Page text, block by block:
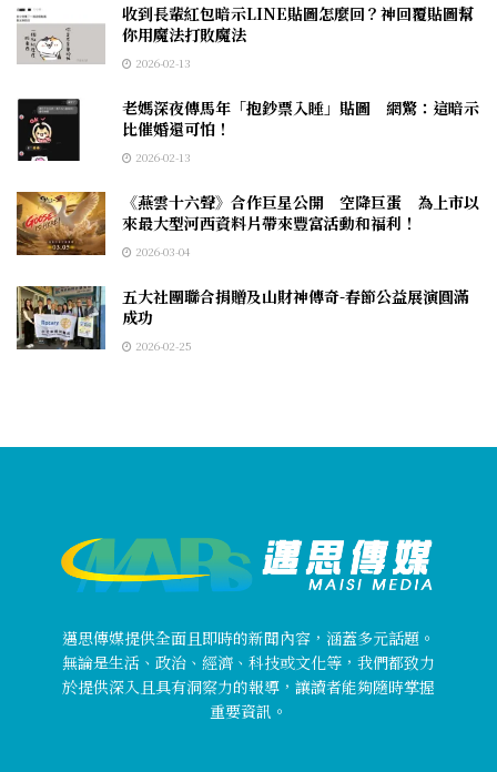
收到長輩紅包暗示LINE貼圖怎麼回？神回覆貼圖幫
你用魔法打敗魔法
2026-02-13
老媽深夜傳馬年「抱鈔票入睡」貼圖 網驚：這暗示
比催婚還可怕！
2026-02-13
《燕雲十六聲》合作巨星公開 空降巨蛋 為上市以
來最大型河西資料片帶來豐富活動和福利！
2026-03-04
五大社團聯合捐贈及山財神傳奇-春節公益展演圓滿
成功
2026-02-25
邁思傳媒提供全面且即時的新聞內容，涵蓋多元話題。
無論是生活、政治、經濟、科技或文化等，我們都致力
於提供深入且具有洞察力的報導，讓讀者能夠隨時掌握
重要資訊。